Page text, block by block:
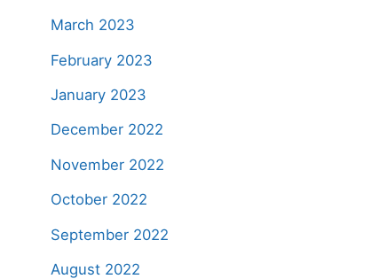
March 2023
February 2023
January 2023
December 2022
November 2022
October 2022
September 2022
August 2022